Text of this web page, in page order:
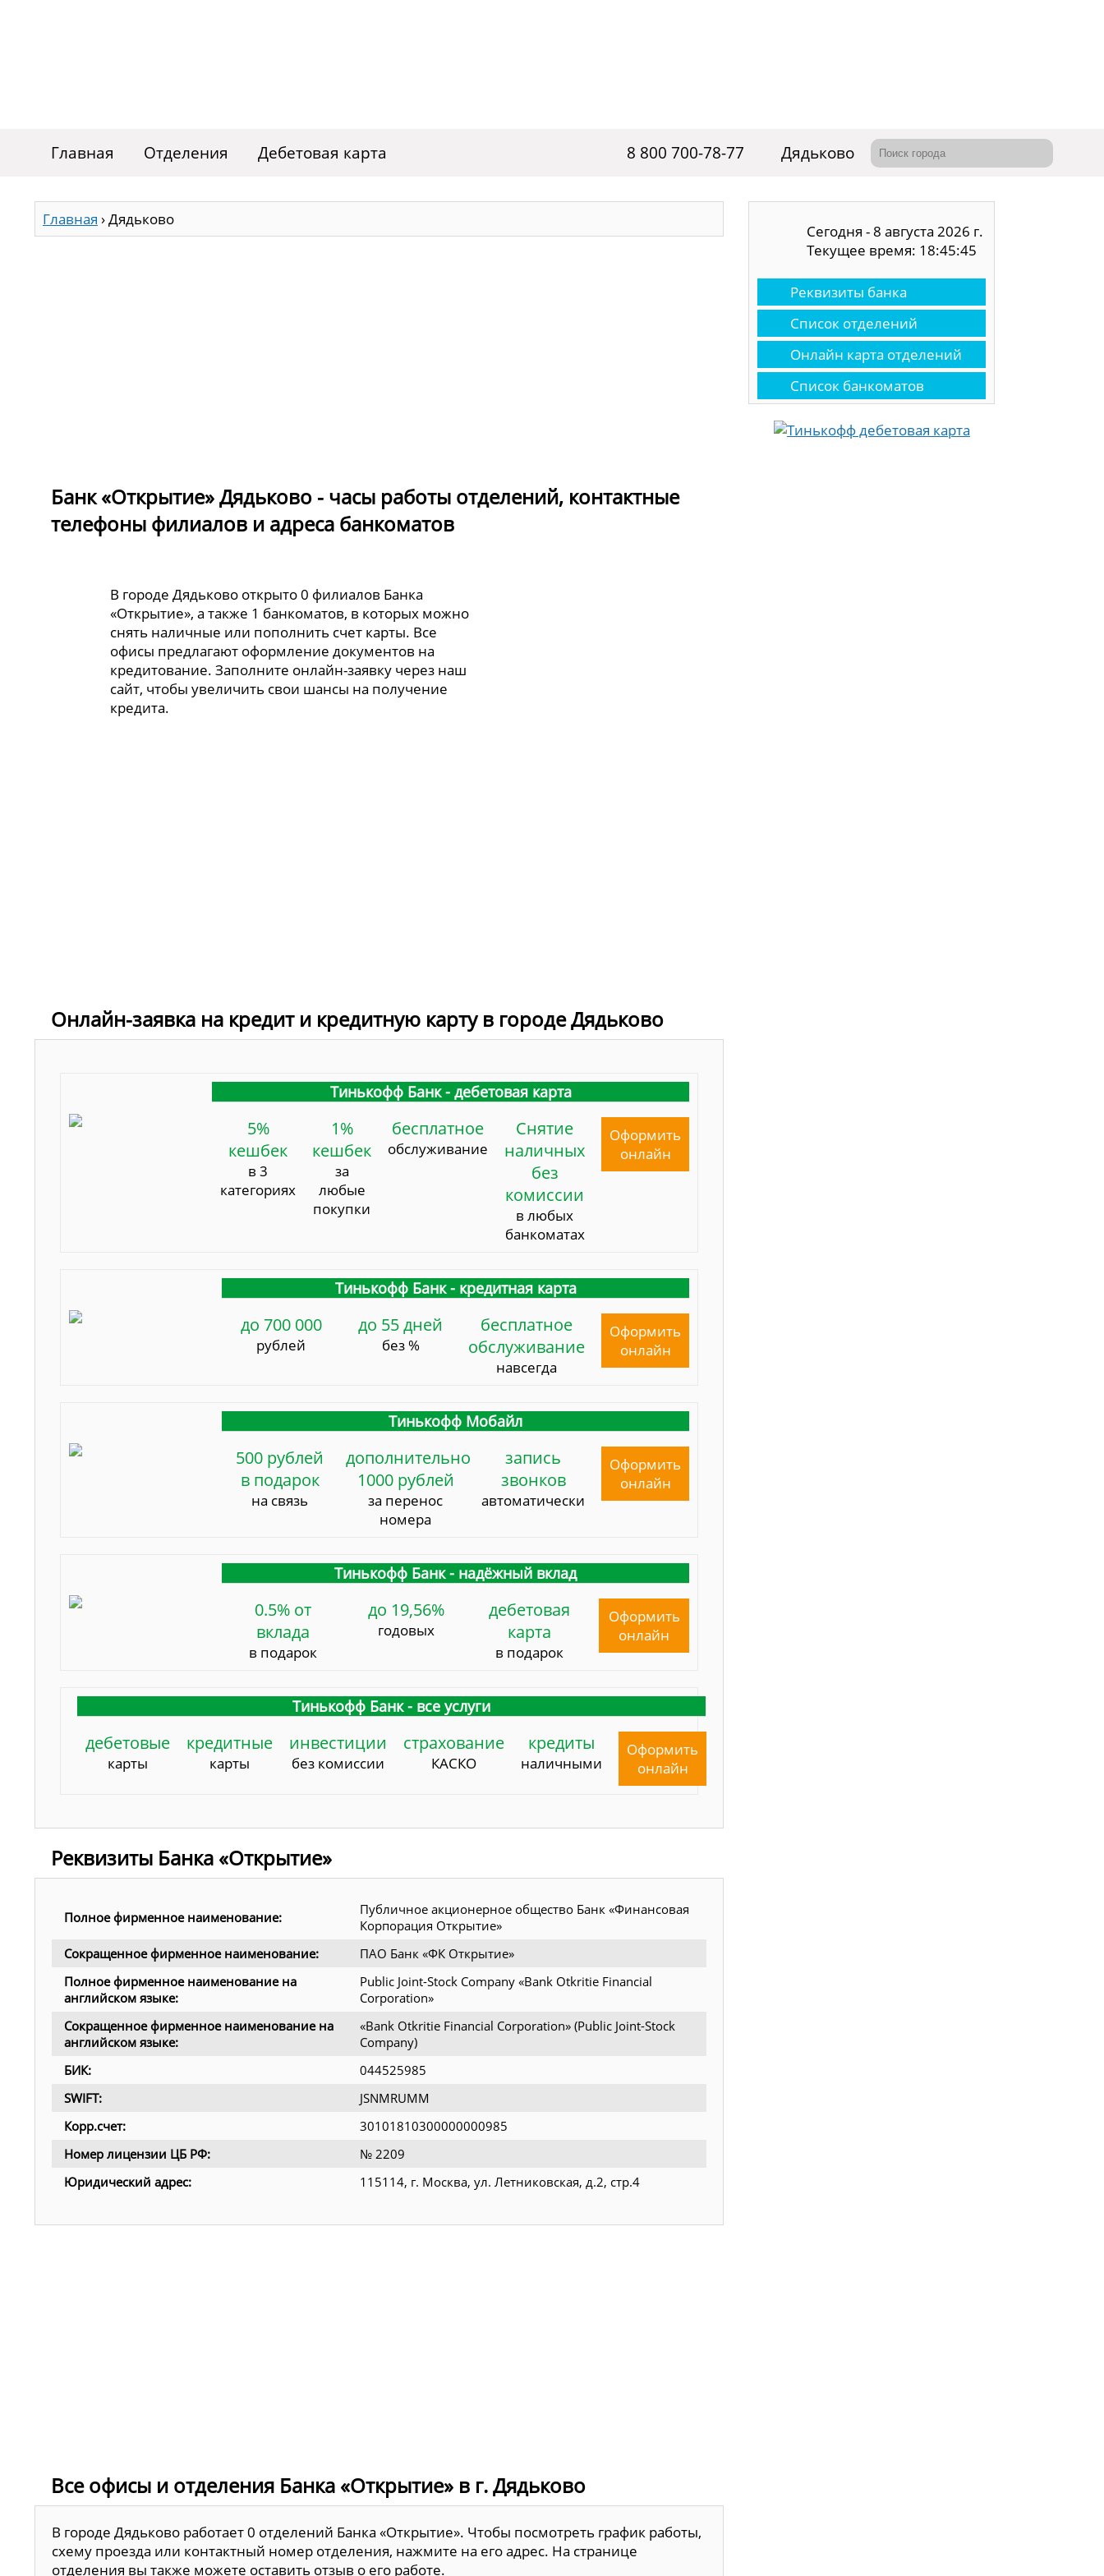
Главная Отделения Дебетовая карта 8 800 700-78-77 Дядьково
Главная ›Дядьково
Банк «Открытие» Дядьково - часы работы отделений, контактные
телефоны филиалов и адреса банкоматов
В городе Дядьково открыто 0 филиалов Банка
«Открытие», а также 1 банкоматов, в которых можно
снять наличные или пополнить счет карты. Все
офисы предлагают оформление документов на
кредитование. Заполните онлайн-заявку через наш
сайт, чтобы увеличить свои шансы на получение
кредита.
Онлайн-заявка на кредит и кредитную карту в городе Дядьково
Тинькофф Банк - дебетовая карта
5%
кешбек
в 3
категориях
1%
кешбек
за
любые
покупки
бесплатное
обслуживание
Снятие
наличных
без
комиссии
в любых
банкоматах
Оформить
онлайн
Тинькофф Банк - кредитная карта
до 700 000
рублей
до 55 дней
без %
бесплатное
обслуживание
навсегда
Оформить
онлайн
Тинькофф Мобайл
500 рублей
в подарок
на связь
дополнительно
1000 рублей
за перенос
номера
запись
звонков
автоматически
Оформить
онлайн
Тинькофф Банк - надёжный вклад
0.5% от
вклада
в подарок
до 19,56%
годовых
дебетовая
карта
в подарок
Оформить
онлайн
Тинькофф Банк - все услуги
дебетовые
карты
кредитные
карты
инвестиции
без комиссии
страхование
КАСКО
кредиты
наличными
Оформить
онлайн
Реквизиты Банка «Открытие»
Полное фирменное наименование:
Публичное акционерное общество Банк «Финансовая
Корпорация Открытие»
Сокращенное фирменное наименование:
ПАО Банк «ФК Открытие»
Полное фирменное наименование на
английском языке:
Public Joint-Stock Company «Bank Otkritie Financial
Corporation»
Сокращенное фирменное наименование на
английском языке:
«Bank Otkritie Financial Corporation» (Public Joint-Stock
Company)
БИК:
044525985
SWIFT:
JSNMRUMM
Корр.счет:
30101810300000000985
Номер лицензии ЦБ РФ:
№ 2209
Юридический адрес:
115114, г. Москва, ул. Летниковская, д.2, стр.4
Все офисы и отделения Банка «Открытие» в г. Дядьково
В городе Дядьково работает 0 отделений Банка «Открытие». Чтобы посмотреть график работы,
схему проезда или контактный номер отделения, нажмите на его адрес. На странице
отделения вы также можете оставить отзыв о его работе.
Сегодня - 8 августа 2026 г.
Текущее время: 18:45:46
Реквизиты банка
Список отделений
Онлайн карта отделений
Список банкоматов